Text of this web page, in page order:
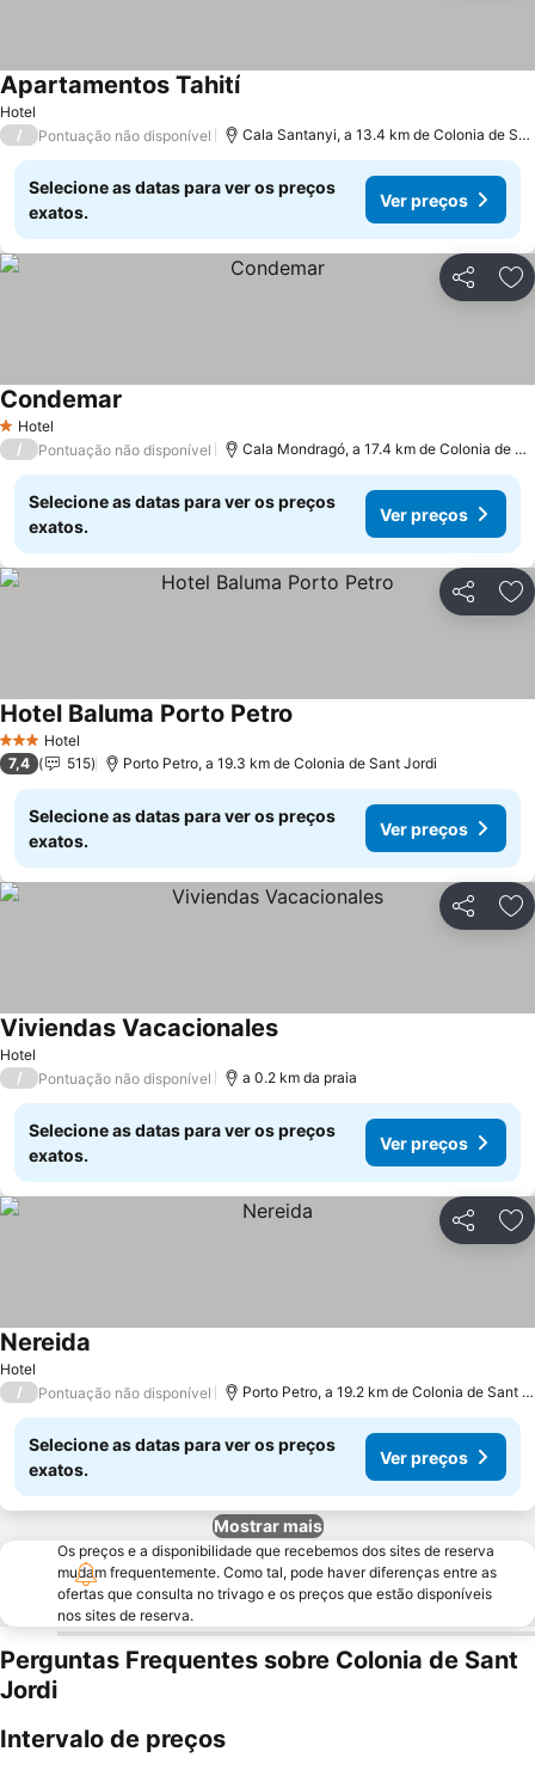
Hotel
Apartamentos TahitíVer preços
/ Pontuação não disponível Cala Santanyi, a 13.4 km de Colonia de
Selecione as datas para ver os preços
exatos.
Ver preços
Partilhar
1 Estrelas
Hotel
Condemar
/ Pontuação não disponível Cala Mondragó, a 17.4 km de Colonia de
Selecione as datas para ver os preços
exatos.
Ver preços
Partilhar
3 EstrelasHotel
Hotel Baluma Porto Petro
7,4 515 Porto Petro, a 19.3 km de Colonia de Sant Jordi
Selecione as datas para ver os preços
exatos.
Ver preços
Partilhar
Hotel
Viviendas VacacionalesVer preços
/ Pontuação não disponível a 0.2 km da praia
Selecione as datas para ver os preços
exatos.
Ver preços
Partilhar
Hotel
Nereida
/ Pontuação não disponível Porto Petro, a 19.2 km de Colonia de Sant
Selecione as datas para ver os preços
exatos.
Ver preços
Mostrar mais
Os preços e a disponibilidade que recebemos dos sites de reserva
mudam frequentemente. Como tal, pode haver diferenças entre as
ofertas que consulta no trivago e os preços que estão disponíveis
nos sites de reserva.
Perguntas Frequentes sobre Colonia de Sant
Jordi
Intervalo de preços